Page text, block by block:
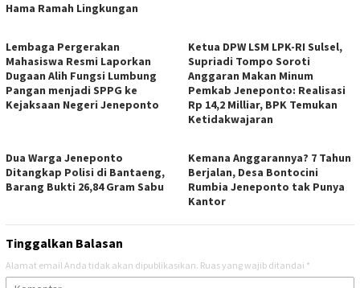
Hama Ramah Lingkungan
Lembaga Pergerakan
Mahasiswa Resmi Laporkan
Dugaan Alih Fungsi Lumbung
Pangan menjadi SPPG ke
Kejaksaan Negeri Jeneponto
Ketua DPW LSM LPK-RI Sulsel,
Supriadi Tompo Soroti
Anggaran Makan Minum
Pemkab Jeneponto: Realisasi
Rp 14,2 Milliar, BPK Temukan
Ketidakwajaran
Dua Warga Jeneponto
Ditangkap Polisi di Bantaeng,
Barang Bukti 26,84 Gram Sabu
Kemana Anggarannya? 7 Tahun
Berjalan, Desa Bontocini
Rumbia Jeneponto tak Punya
Kantor
Tinggalkan Balasan
Alamat email Anda tidak akan dipublikasikan. Ruas yang wajib ditandai *